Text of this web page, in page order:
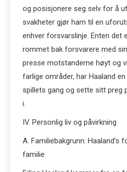
og posisjonere seg selv for å
svakheter gjør ham til en
enhver forsvarslinje. Enten det
rommet bak forsvarere med
presse motstanderne høyt og
farlige områder, har Haaland
spillets gang og sette sitt preg
i.
IV. Personlig liv og påvirkning
A. Familiebakgrunn: Haaland’s
familie